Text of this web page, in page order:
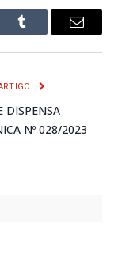
Tumblr
E-
DISPENSA
Nº 028/2023